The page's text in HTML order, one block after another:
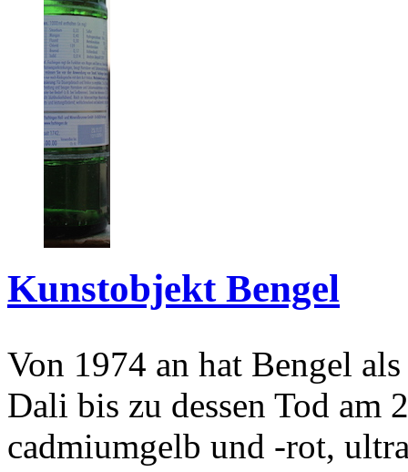
Kunstobjekt Bengel
Von 1974 an hat Bengel
Dali bis zu dessen Tod am
cadmiumgelb und -rot,